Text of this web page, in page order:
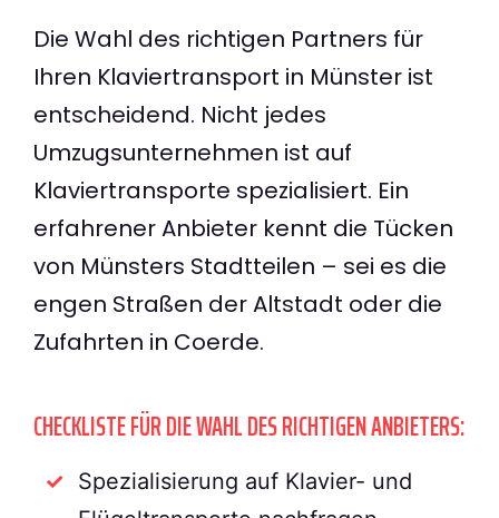
Die Wahl des richtigen Partners für
Ihren Klaviertransport in Münster ist
entscheidend. Nicht jedes
Umzugsunternehmen ist auf
Klaviertransporte spezialisiert. Ein
erfahrener Anbieter kennt die Tücken
von Münsters Stadtteilen – sei es die
engen Straßen der Altstadt oder die
Zufahrten in Coerde.
CHECKLISTE FÜR DIE WAHL DES RICHTIGEN ANBIETERS:
Spezialisierung auf Klavier- und